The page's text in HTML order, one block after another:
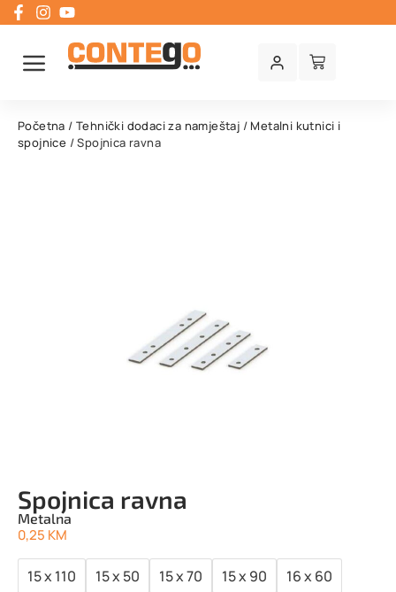
Početna /Tehnički dodaci za namještaj / Metalni kutnici i
spojnice / Spojnica ravna
Spojnica ravna
Metalna
0,25 KM
15 x 110 15 x 50 15 x 70 15 x 90 16 x 60